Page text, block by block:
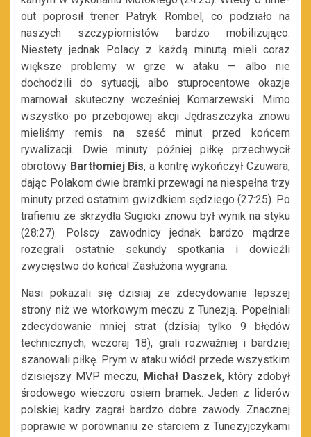
out poprosił trener Patryk Rombel, co podziało na
naszych szczypiornistów bardzo mobilizująco.
Niestety jednak Polacy z każdą minutą mieli coraz
większe problemy w grze w ataku — albo nie
dochodzili do sytuacji, albo stuprocentowe okazje
marnował skuteczny wcześniej Komarzewski. Mimo
wszystko po przebojowej akcji Jędraszczyka znowu
mieliśmy remis na sześć minut przed końcem
rywalizacji. Dwie minuty później piłkę przechwycił
obrotowy Bartłomiej Bis, a kontrę wykończył Czuwara,
dając Polakom dwie bramki przewagi na niespełna trzy
minuty przed ostatnim gwizdkiem sędziego (27:25). Po
trafieniu ze skrzydła Sugioki znowu był wynik na styku
(28:27). Polscy zawodnicy jednak bardzo mądrze
rozegrali ostatnie sekundy spotkania i dowieźli
zwycięstwo do końca! Zasłużona wygrana.
Nasi pokazali się dzisiaj ze zdecydowanie lepszej
strony niż we wtorkowym meczu z Tunezją. Popełniali
zdecydowanie mniej strat (dzisiaj tylko 9 błędów
technicznych, wczoraj 18), grali rozważniej i bardziej
szanowali piłkę. Prym w ataku wiódł przede wszystkim
dzisiejszy MVP meczu, Michał Daszek, który zdobył
środowego wieczoru osiem bramek. Jeden z liderów
polskiej kadry zagrał bardzo dobre zawody. Znacznej
poprawie w porównaniu ze starciem z Tunezyjczykami